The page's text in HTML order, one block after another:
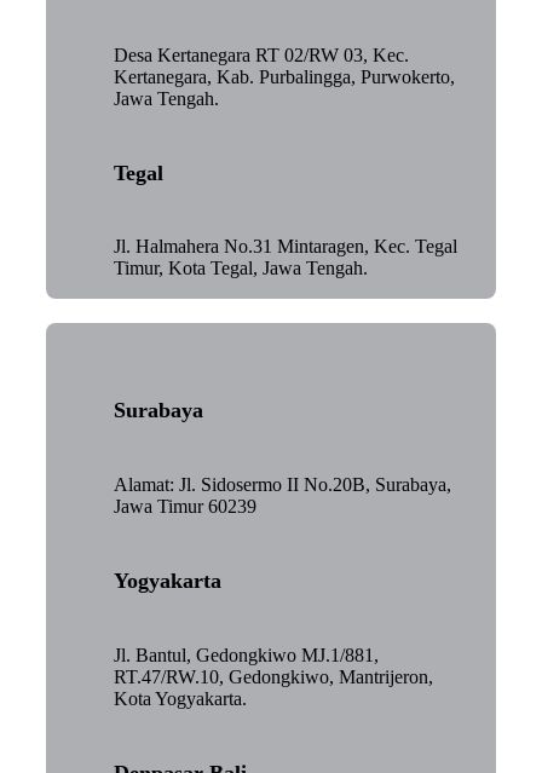
Desa Kertanegara RT 02/RW 03, Kec.
Kertanegara, Kab. Purbalingga, Purwokerto,
Jawa Tengah.
Tegal
Jl. Halmahera No.31 Mintaragen, Kec. Tegal
Timur, Kota Tegal, Jawa Tengah.
Surabaya
Alamat: Jl. Sidosermo II No.20B, Surabaya,
Jawa Timur 60239
Yogyakarta
Jl. Bantul, Gedongkiwo MJ.1/881,
RT.47/RW.10, Gedongkiwo, Mantrijeron,
Kota Yogyakarta.